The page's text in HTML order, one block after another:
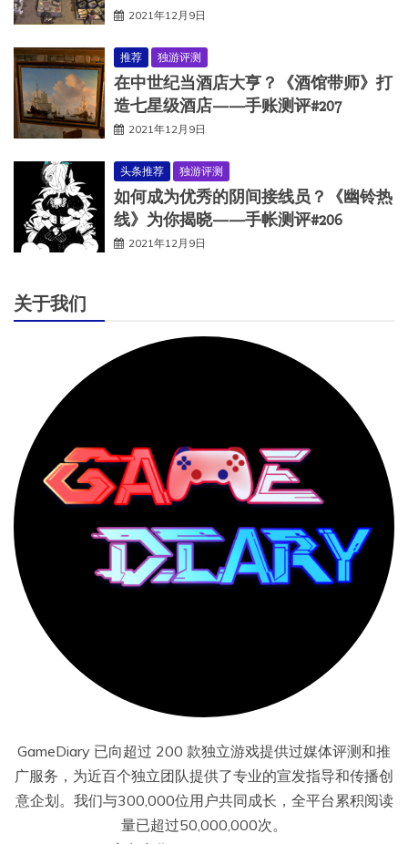
2021年12月9日
推荐 独游评测
在中世纪当酒店大亨？《酒馆带师》打
造七星级酒店——手账测评#207
2021年12月9日
头条推荐 独游评测
如何成为优秀的阴间接线员？《幽铃热
线》为你揭晓——手帐测评#206
2021年12月9日
关于我们
GameDiary 已向超过 200 款独立游戏提供过媒体评测和推
广服务，为近百个独立团队提供了专业的宣发指导和传播创
意企划。我们与300,000位用户共同成长，全平台累积阅读
量已超过50,000,000次。